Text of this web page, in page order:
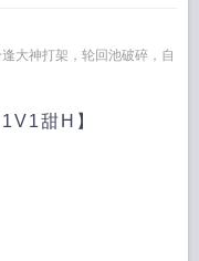
大神打架，轮回池破碎，自
甜H】